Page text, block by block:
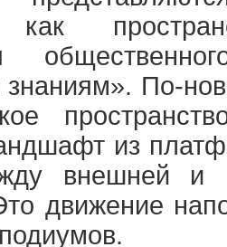
как
По-
из
внешней и
движение